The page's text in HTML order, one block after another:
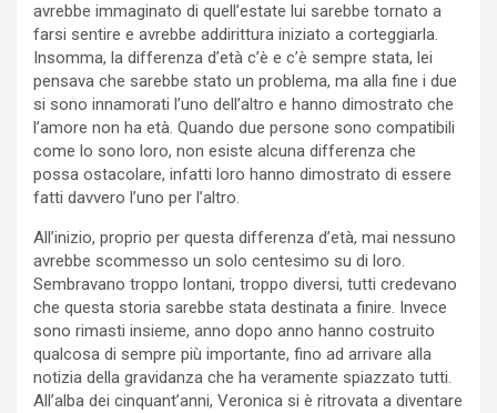
avrebbe immaginato di quell’estate lui sarebbe tornato a
farsi sentire e avrebbe addirittura iniziato a corteggiarla.
Insomma, la differenza d’età c’è e c’è sempre stata, lei
pensava che sarebbe stato un problema, ma alla fine i due
si sono innamorati l’uno dell’altro e hanno dimostrato che
l’amore non ha età. Quando due persone sono compatibili
come lo sono loro, non esiste alcuna differenza che
possa ostacolare, infatti loro hanno dimostrato di essere
fatti davvero l’uno per l’altro.
All’inizio, proprio per questa differenza d’età, mai nessuno
avrebbe scommesso un solo centesimo su di loro.
Sembravano troppo lontani, troppo diversi, tutti credevano
che questa storia sarebbe stata destinata a finire. Invece
sono rimasti insieme, anno dopo anno hanno costruito
qualcosa di sempre più importante, fino ad arrivare alla
notizia della gravidanza che ha veramente spiazzato tutti.
All’alba dei cinquant’anni, Veronica si è ritrovata a diventare